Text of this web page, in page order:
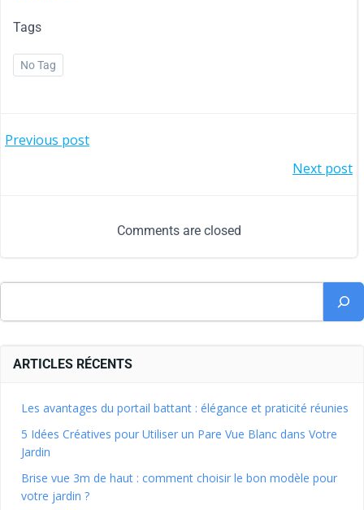
Tags
No Tag
Previous post
Next post
Comments are closed
ARTICLES RÉCENTS
Les avantages du portail battant : élégance et praticité réunies
5 Idées Créatives pour Utiliser un Pare Vue Blanc dans Votre
Jardin
Brise vue 3m de haut : comment choisir le bon modèle pour
votre jardin ?